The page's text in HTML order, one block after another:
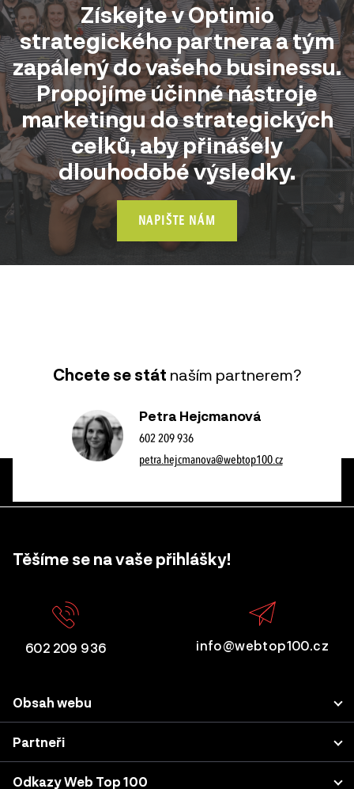
Získejte v Optimio
strategického partnera a tým
zapálený do vašeho businessu.
Propojíme účinné nástroje
marketingu do strategických
celků, aby přinášely
dlouhodobé výsledky.
NAPIŠTE NÁM
Chcete se stát naším partnerem?
Petra Hejcmanová
602 209 936
petra.hejcmanova@webtop100.cz
Těšíme se na vaše přihlášky!
602 209 936 info@webtop100.cz
Obsah webu
Porota
Přihlášení projektu
Partneři
LUPA.cz
Odkazy Web Top 100